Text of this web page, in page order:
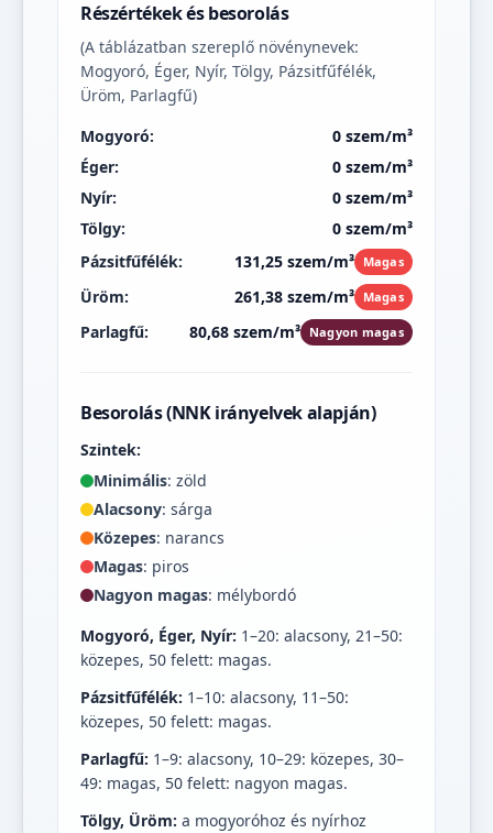
Részértékek és besorolás
(A táblázatban szereplő növénynevek:
Mogyoró, Éger, Nyír, Tölgy, Pázsitfűfélék,
Üröm, Parlagfű)
Mogyoró:
0 szem/m³
Éger:
0 szem/m³
Nyír:
0 szem/m³
Tölgy:
0 szem/m³
Pázsitfűfélék:
131,25 szem/m³ Magas
Üröm: 261,38 szem/m³ Magas
Parlagfű: 80,68 szem/m³ Nagyon magas
Besorolás (NNK irányelvek alapján)
Szintek:
Minimális: zöld
Alacsony: sárga
Közepes: narancs
Magas: piros
Nagyon magas: mélybordó
Mogyoró, Éger, Nyír: 1–20: alacsony, 21–50:
közepes, 50 felett: magas.
Pázsitfűfélék: 1–10: alacsony, 11–50:
közepes, 50 felett: magas.
Parlagfű: 1–9: alacsony, 10–29: közepes, 30–
49: magas, 50 felett: nagyon magas.
Tölgy, Üröm: a mogyoróhoz és nyírhoz